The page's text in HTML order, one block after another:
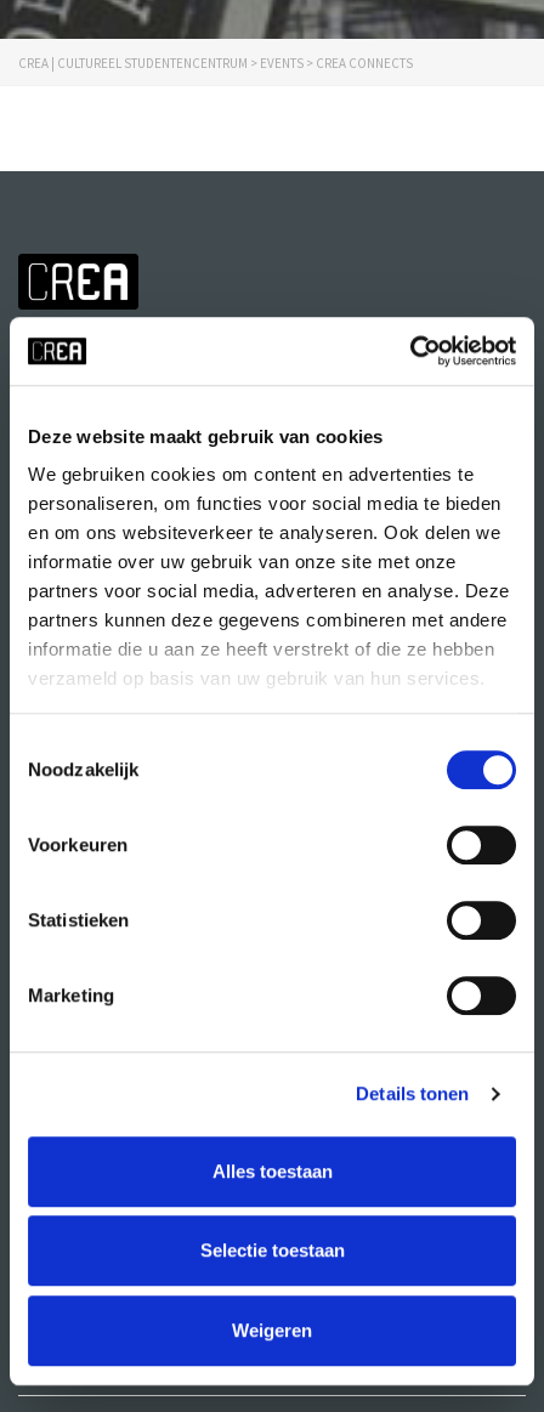
Deze website maakt gebruik van cookies
We gebruiken cookies om content en advertenties te
personaliseren, om functies voor social media te bieden
en om ons websiteverkeer te analyseren. Ook delen we
informatie over uw gebruik van onze site met onze
partners voor social media, adverteren en analyse. Deze
partners kunnen deze gegevens combineren met andere
informatie die u aan ze heeft verstrekt of die ze hebben
verzameld op basis van uw gebruik van hun services.
Noodzakelijk
Voorkeuren
Statistieken
Marketing
Details tonen
Alles toestaan
Selectie toestaan
Weigeren
CREA | CULTUREEL STUDENTENCENTRUM > EVENTS > CREA CONNECTS
Volg CREA ook
direct naar
agenda
wat doet CREA?
contact